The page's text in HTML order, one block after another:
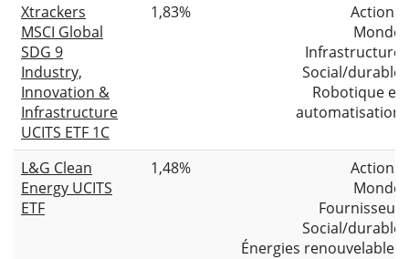
Xtrackers
MSCI Global
SDG 9
Industry,
Innovation &
Infrastructure
UCITS ETF 1C
1,83%
Actions
Monde
Infrastructure
Social/durable
Robotique et
automatisation
L&G Clean
Energy UCITS
ETF
1,48%
Actions
Monde
Fournisseur
Social/durable
Énergies renouvelables